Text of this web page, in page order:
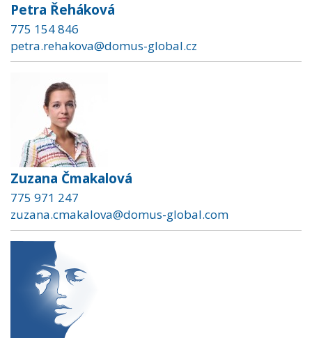
Petra Řeháková
775 154 846
petra.rehakova@domus-global.cz
Zuzana Čmakalová
775 971 247
zuzana.cmakalova@domus-global.com